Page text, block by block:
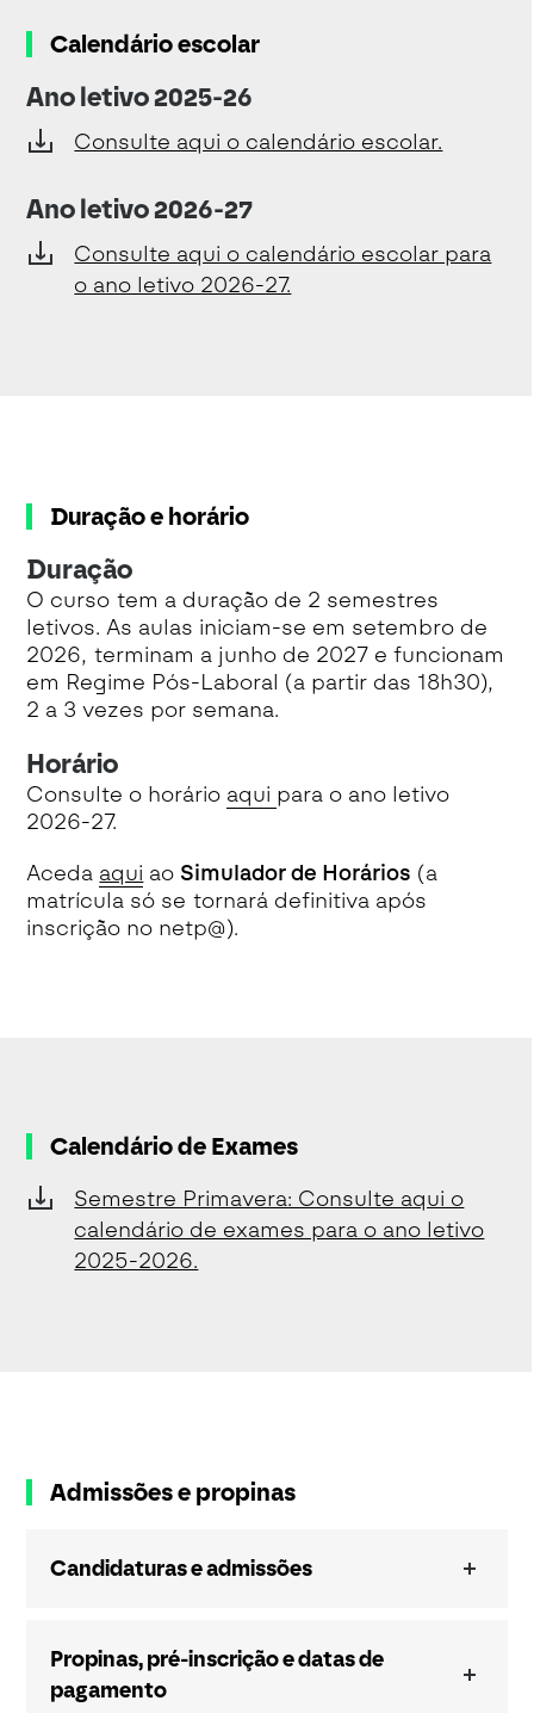
Calendário escolar
Ano letivo 2025-26
Consulte aqui o calendário escolar.
Ano letivo 2026-27
Consulte aqui o calendário escolar para
o ano letivo 2026-27.
Duração e horário
Duração
O curso tem a duração de 2 semestres
letivos. As aulas iniciam-se em setembro de
2026, terminam a junho de 2027 e funcionam
em Regime Pós-Laboral (a partir das 18h30),
2 a 3 vezes por semana.
Horário
Consulte o horário aqui para o ano letivo
2026-27.
Aceda aqui ao Simulador de Horários (a
matrícula só se tornará definitiva após
inscrição no netp@).
Calendário de Exames
Semestre Primavera: Consulte aqui o
calendário de exames para o ano letivo
2025-2026.
Admissões e propinas
Candidaturas e admissões
Propinas, pré-inscrição e datas de
pagamento